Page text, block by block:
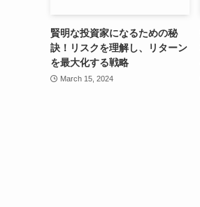
賢明な投資家になるための秘
訣！リスクを理解し、リターン
を最大化する戦略
March 15, 2024